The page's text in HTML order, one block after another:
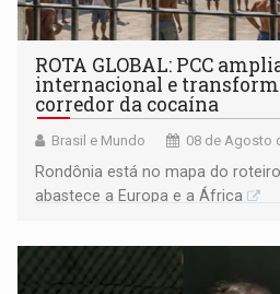
ROTA GLOBAL: PCC
internacional e
corredor da cocaína
Brasil e Mundo 08 de Agosto
Rondônia está no mapa do
abastece a Europa e a África